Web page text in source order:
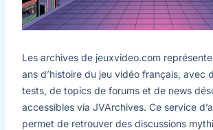
Les archives de jeuxvideo.com
ans d’histoire du jeu vidéo français, avec
tests, de topics de forums et de news
accessibles via JVArchives. Ce service
permet de retrouver des discussions